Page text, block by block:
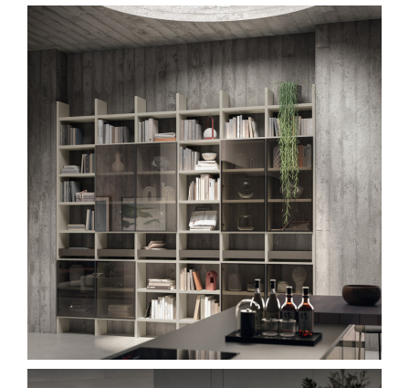
Spavaće sobe
Kupatila
DODATCI
VANJSKI
UREDSKI